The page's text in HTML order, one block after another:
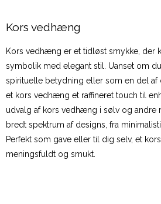
Kors vedhæng
Kors vedhæng er et tidløst smykke, der
symbolik med elegant stil. Uanset om
spirituelle betydning eller som en del af
et kors vedhæng et raffineret touch til
udvalg af kors vedhæng i sølv og andre
bredt spektrum af designs, fra
Perfekt som gave eller til dig selv, et
meningsfuldt og smukt.